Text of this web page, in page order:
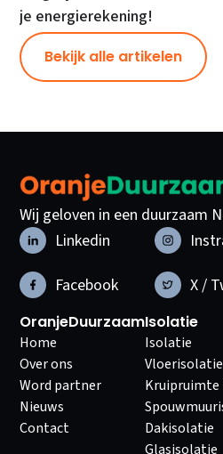
je energierekening!
Bekijk alle artikelen
Wij geloven in een duurzaam
Linkedin
Facebook
X /
OranjeDuurzaam
Home
Over ons
Word partner
Nieuws
Contact
Isolatie
Isolatie
Vloerisolatie
Dakisolatie
Glasisolatie